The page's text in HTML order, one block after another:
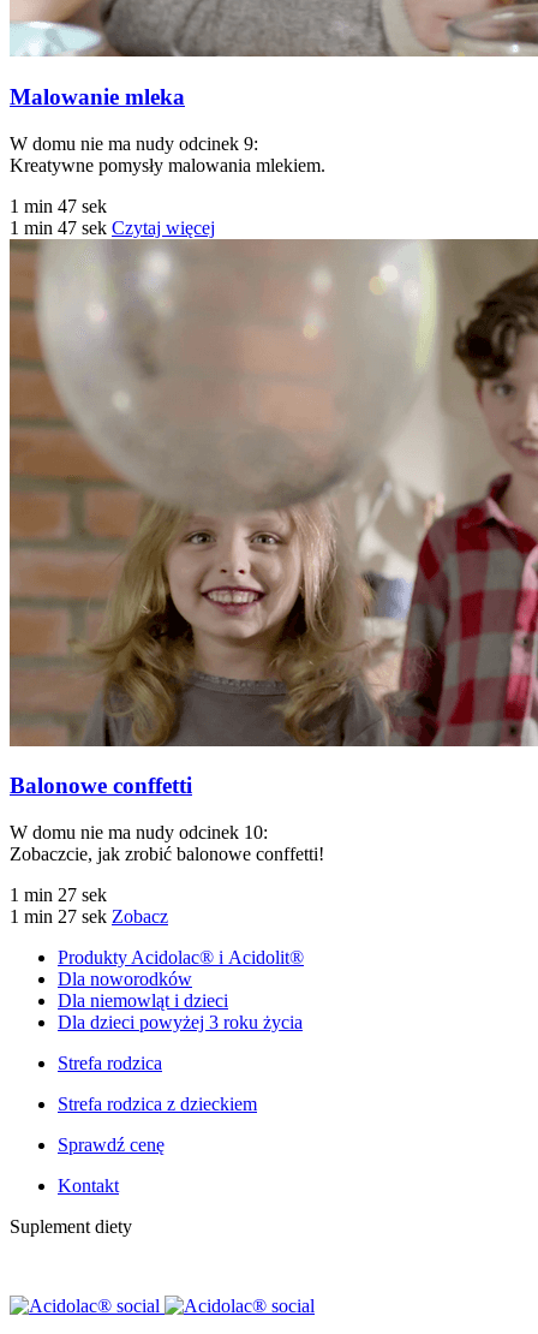
Malowanie mleka
W domu nie ma nudy odcinek 9:
Kreatywne pomysły malowania mlekiem.
1 min 47 sek
1 min 47 sek Czytaj więcej
Balonowe conffetti
W domu nie ma nudy odcinek 10:
Zobaczcie, jak zrobić balonowe conffetti!
1 min 27 sek
1 min 27 sek Zobacz
Produkty Acidolac® i Acidolit®
Dla noworodków
Dla niemowląt i dzieci
Dla dzieci powyżej 3 roku życia
Strefa rodzica
Strefa rodzica z dzieckiem
Sprawdź cenę
Kontakt
Suplement diety